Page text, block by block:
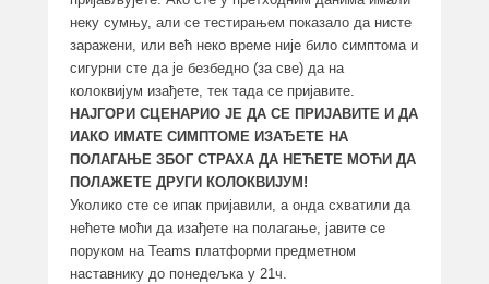
неку сумњу, али се тестирањем показало да нисте
заражени, или већ неко време није било симптома и
сигурни сте да је безбедно (за све) да на
колоквијум изађете, тек тада се пријавите.
НАЈГОРИ СЦЕНАРИО ЈЕ ДА СЕ ПРИЈАВИТЕ И ДА
ИАКО ИМАТЕ СИМПТОМЕ ИЗАЂЕТЕ НА
ПОЛАГАЊЕ ЗБОГ СТРАХА ДА НЕЋЕТЕ МОЋИ ДА
ПОЛАЖЕТЕ ДРУГИ КОЛОКВИЈУМ!
Уколико сте се ипак пријавили, а онда схватили да
нећете моћи да изађете на полагање, јавите се
поруком на Teams платформи предметном
наставнику до понедељка у 21ч.